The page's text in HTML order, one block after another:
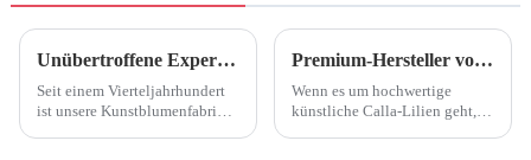
Unübertroffene Expertise: 25 Jahre Kunstblumenfabrik
Seit einem Vierteljahrhundert
ist unsere Kunstblumenfabrik
Premium-Hersteller von künstlichen Calla-Lilien
Wenn es um hochwertige
künstliche Calla-Lilien geht,